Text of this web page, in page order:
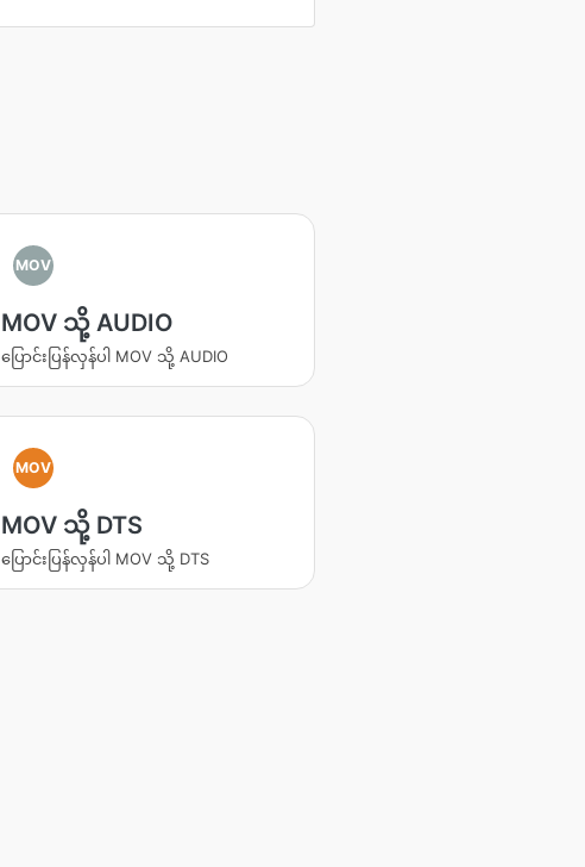
MOV
MOV သို့ AUDIO
ပြောင်းပြန်လှန်ပါ MOV သို့ AUDIO
MOV
MOV သို့ DTS
ပြောင်းပြန်လှန်ပါ MOV သို့ DTS